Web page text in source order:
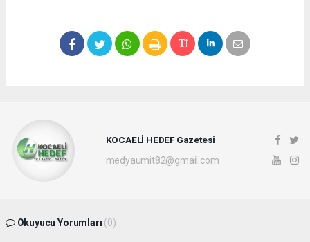
KOCAELİ HEDEF Gazetesi
medyaumit82@gmail.com
Okuyucu Yorumları (0)